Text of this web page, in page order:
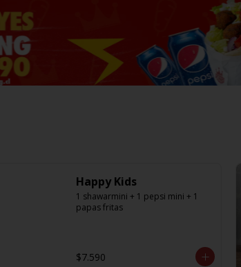
Happy Kids
1 shawarmini + 1 pepsi mini + 1
papas fritas
$7.590